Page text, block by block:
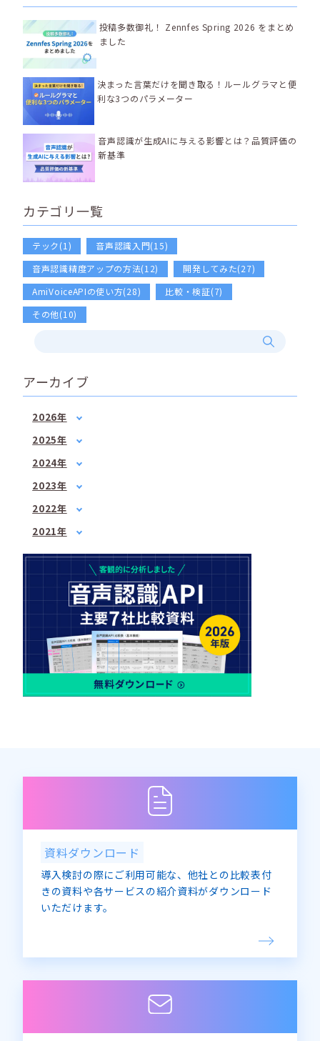
投稿多数御礼！ Zennfes Spring 2026 をまとめ
ました
決まった言葉だけを聞き取る！ルールグラマと便
利な3つのパラメーター
音声認識が生成AIに与える影響とは？品質評価の
新基準
カテゴリ一覧
テック(1)
音声認識入門(15)
音声認識精度アップの方法(12)
開発してみた(27)
AmiVoiceAPIの使い方(28)
比較・検証(7)
その他(10)
アーカイブ
2026年
2月(1)
3月(1)
4月(1)
6月(2)
7月(3)
2025年
3月(2)
5月(1)
7月(2)
9月(1)
10月(1)
12月
(2)
2024年
2月(1)
3月(1)
4月(3)
(2)
12月 (1)
2023年
2月(1)
3月(2)
4月(2)
7月
9月(1)
10月(1)
11月(1)
2022年
2月(3)
3月(2)
4月
8月(2)
9月 (1)
10月(2)
11月(2)
2021年
(2)
9月(2)
10月(3)
12月(3)
資料ダウンロード
導入検討の際にご利用可能な、他社との比較表付
きの資料や各サービスの紹介資料がダウンロード
いただけます。